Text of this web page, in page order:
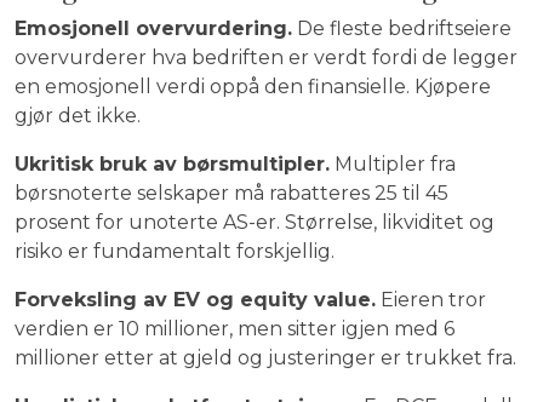
Emosjonell overvurdering. De fleste bedriftseiere
overvurderer hva bedriften er verdt fordi de legger
en emosjonell verdi oppå den finansielle. Kjøpere
gjør det ikke.
Ukritisk bruk av børsmultipler. Multipler fra
børsnoterte selskaper må rabatteres 25 til 45
prosent for unoterte AS-er. Størrelse, likviditet og
risiko er fundamentalt forskjellig.
Forveksling av EV og equity value. Eieren tror
verdien er 10 millioner, men sitter igjen med 6
millioner etter at gjeld og justeringer er trukket fra.